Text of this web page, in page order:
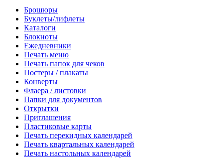
Брошюры
Буклеты/лифлеты
Каталоги
Блокноты
Ежедневники
Печать меню
Печать папок для чеков
Постеры / плакаты
Конверты
Флаера / листовки
Папки для документов
Открытки
Приглашения
Пластиковые карты
Печать перекидных календарей
Печать квартальных календарей
Печать настольных календарей